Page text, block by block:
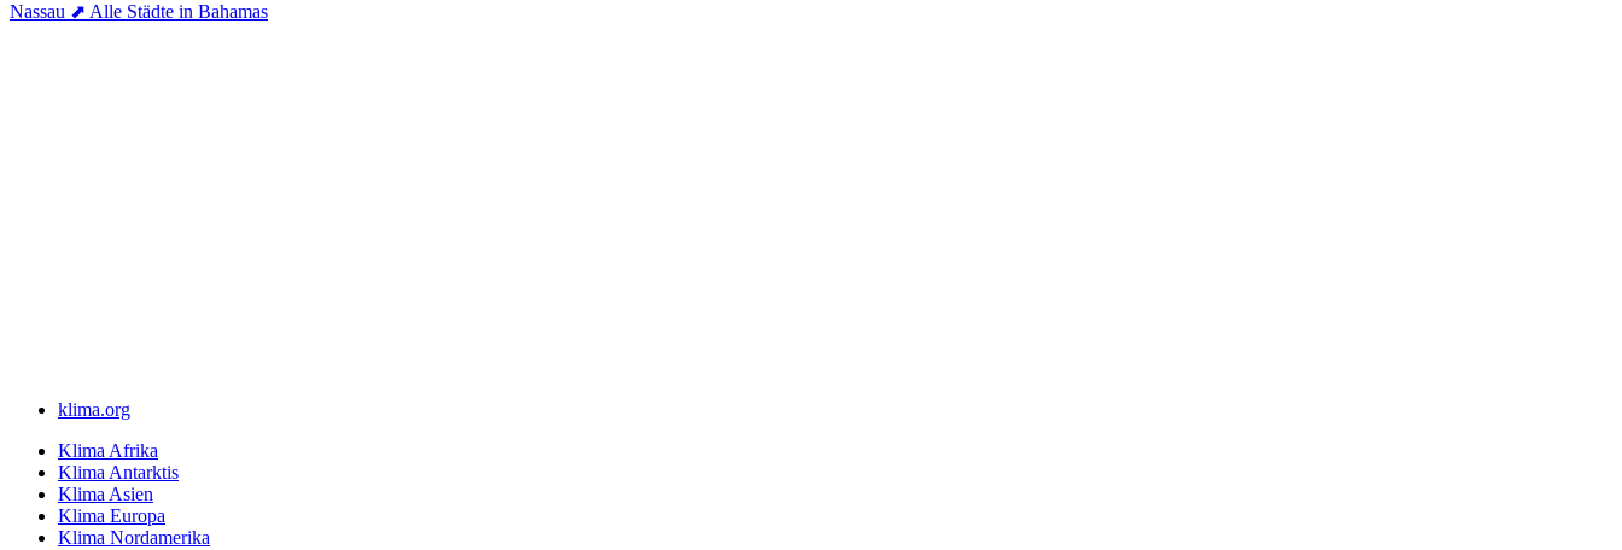
Nassau ⬈ Alle Städte in Bahamas
klima.org
Klima Afrika
Klima Antarktis
Klima Asien
Klima Europa
Klima Nordamerika